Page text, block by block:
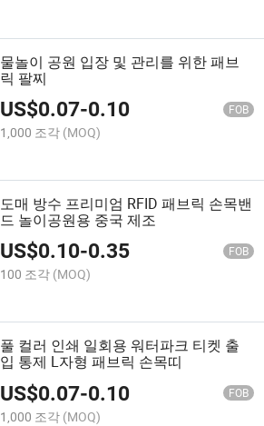
물놀이 공원 입장 및 관리를 위한 패브
릭 팔찌
US$0.07-0.10 FOB
1,000 조각 (MOQ)
도매 방수 프리미엄 RFID 패브릭 손목밴
드 놀이공원용 중국 제조
US$0.10-0.35 FOB
100 조각 (MOQ)
풀 컬러 인쇄 일회용 워터파크 티켓 출
입 통제 L자형 패브릭 손목띠
US$0.07-0.10 FOB
1,000 조각 (MOQ)